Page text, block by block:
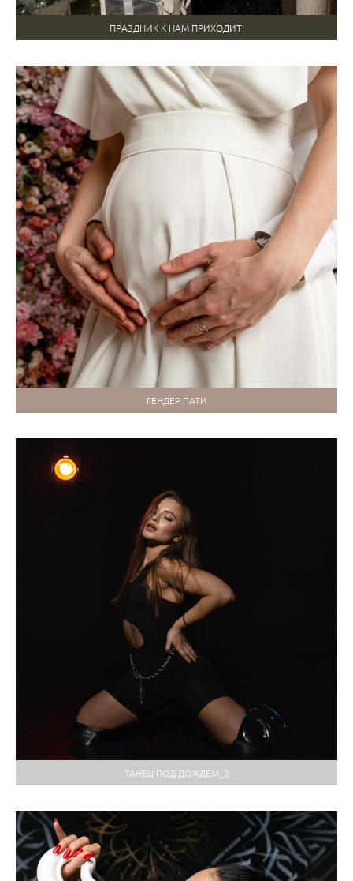
ПРАЗДНИК К НАМ ПРИХОДИТ!
ГЕНДЕР ПАТИ
ТАНЕЦ ПОД ДОЖДЕМ_2